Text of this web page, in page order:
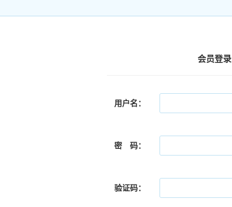
会员登录
用户名：
密 码：
验证码：